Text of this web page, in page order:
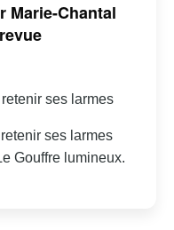
Marie-Chantal
ses larmes
ses larmes
Gouffre lumineux.